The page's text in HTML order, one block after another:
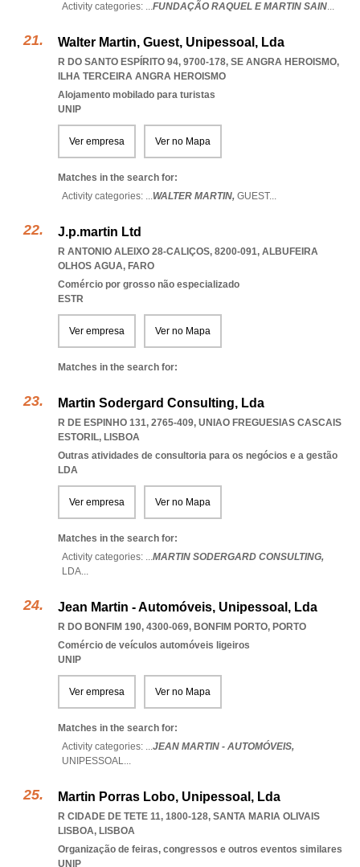
Activity categories: ...FUNDAÇÃO RAQUEL E MARTIN SAIN...
Walter Martin, Guest, Unipessoal, Lda
R DO SANTO ESPÍRITO 94, 9700-178, SE ANGRA HEROISMO,
ILHA TERCEIRA ANGRA HEROISMO
Alojamento mobilado para turistas
UNIP
Ver empresa Ver no Mapa
Matches in the search for:
Activity categories: ...WALTER MARTIN, GUEST...
J.p.martin Ltd
R ANTONIO ALEIXO 28-CALIÇOS, 8200-091, ALBUFEIRA
OLHOS AGUA, FARO
Comércio por grosso não especializado
ESTR
Ver empresa Ver no Mapa
Matches in the search for:
Martin Sodergard Consulting, Lda
R DE ESPINHO 131, 2765-409, UNIAO FREGUESIAS CASCAIS
ESTORIL, LISBOA
Outras atividades de consultoria para os negócios e a gestão
LDA
Ver empresa Ver no Mapa
Matches in the search for:
Activity categories: ...MARTIN SODERGARD CONSULTING,
LDA...
Jean Martin - Automóveis, Unipessoal, Lda
R DO BONFIM 190, 4300-069, BONFIM PORTO, PORTO
Comércio de veículos automóveis ligeiros
UNIP
Ver empresa Ver no Mapa
Matches in the search for:
Activity categories: ...JEAN MARTIN - AUTOMÓVEIS,
UNIPESSOAL...
Martin Porras Lobo, Unipessoal, Lda
R CIDADE DE TETE 11, 1800-128, SANTA MARIA OLIVAIS
LISBOA, LISBOA
Organização de feiras, congressos e outros eventos similares
UNIP